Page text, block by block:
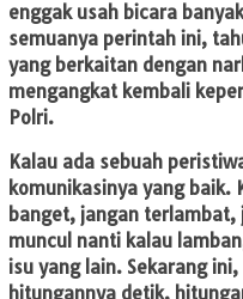
enggak usah bicara
semuanya perintah ini,
yang berkaitan dengan
mengangkat kembali
Polri.
Kalau ada sebuah
komunikasinya yang
banget, jangan terlambat,
muncul nanti kalau
isu yang lain. Sekarang
hitungannya detik,